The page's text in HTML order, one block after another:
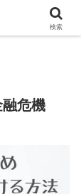
危機
検索